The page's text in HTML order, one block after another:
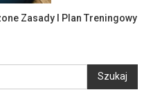
Zasady I Plan Treningowy
Szukaj